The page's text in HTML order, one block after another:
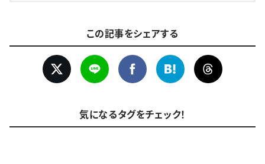
この記事をシェアする
気になるタグをチェック！